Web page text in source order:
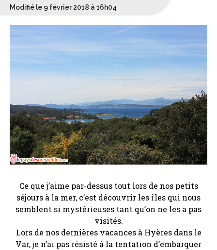
Modifié le 9 février 2018 à 16h04
Ce que j’aime par-dessus tout lors de nos petits
séjours à la mer, c’est découvrir les îles qui nous
semblent si mystérieuses tant qu’on ne les a pas
visités.
Lors de nos dernières vacances à Hyères dans le
Var, je n’ai pas résisté à la tentation d’embarquer